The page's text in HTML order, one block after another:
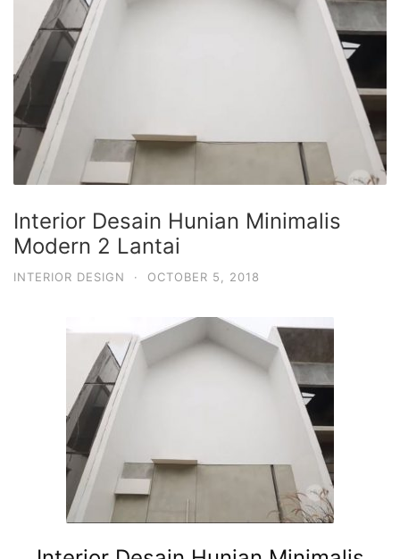
Interior Desain Hunian Minimalis
Modern 2 Lantai
INTERIOR DESIGN · OCTOBER 5, 2018